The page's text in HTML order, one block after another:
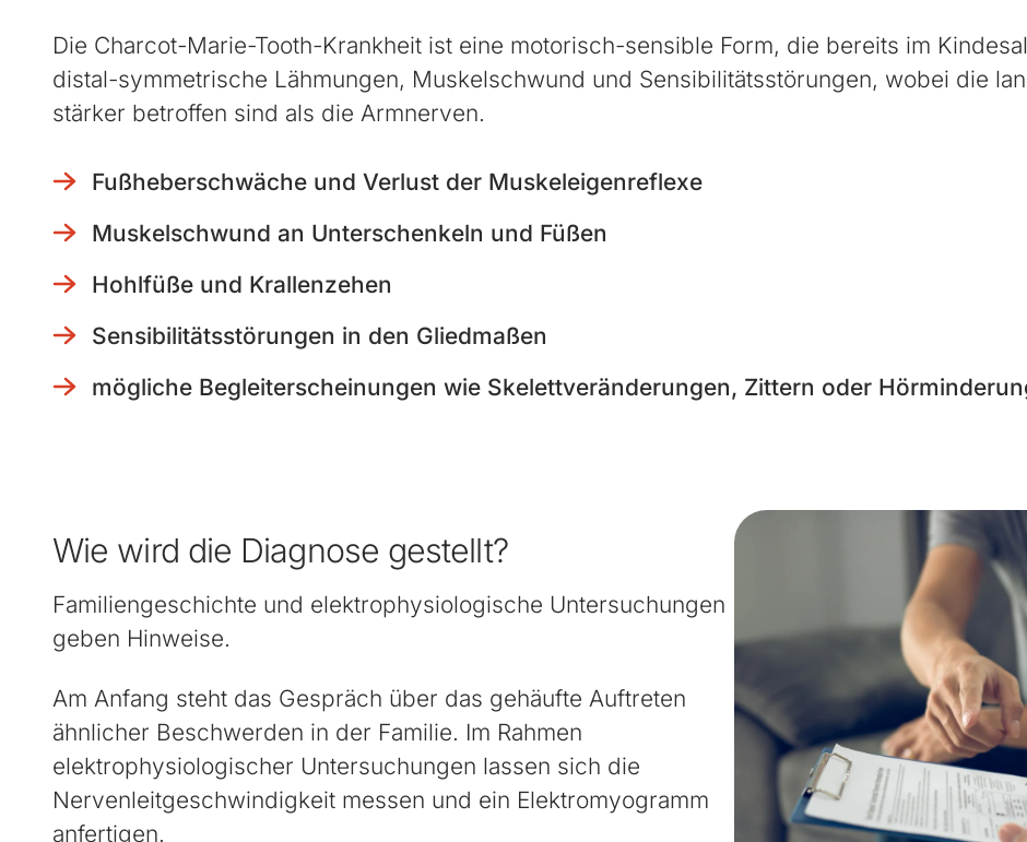
Die Charcot-Marie-Tooth-Krankheit ist eine motorisch-sensible Form, die bereits im
distal-symmetrische Lähmungen, Muskelschwund und Sensibilitätsstörungen, wobei die
stärker betroffen sind als die Armnerven.
Fußheberschwäche und Verlust der Muskeleigenreflexe
Muskelschwund an Unterschenkeln und Füßen
Hohlfüße und Krallenzehen
Sensibilitätsstörungen in den Gliedmaßen
mögliche Begleiterscheinungen wie Skelettveränderungen, Zittern oder
Wie wird die Diagnose gestellt?
Familiengeschichte und elektrophysiologische Untersuchungen
geben Hinweise.
Am Anfang steht das Gespräch über das gehäufte Auftreten
ähnlicher Beschwerden in der Familie. Im Rahmen
elektrophysiologischer Untersuchungen lassen sich die
Nervenleitgeschwindigkeit messen und ein Elektromyogramm
anfertigen.